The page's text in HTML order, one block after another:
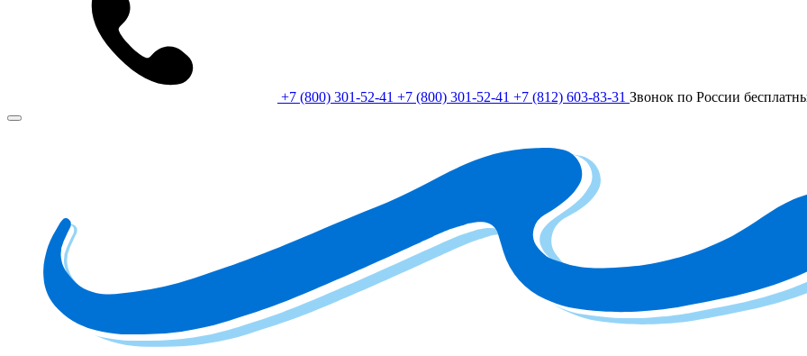
+7 (800) 301-52-41 +7 (800) 301-52-41 +7 (812) 603-83-31 Звонок по России